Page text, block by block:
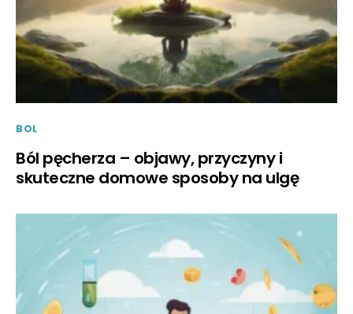
BOL
Ból pęcherza – objawy, przyczyny i
skuteczne domowe sposoby na ulgę